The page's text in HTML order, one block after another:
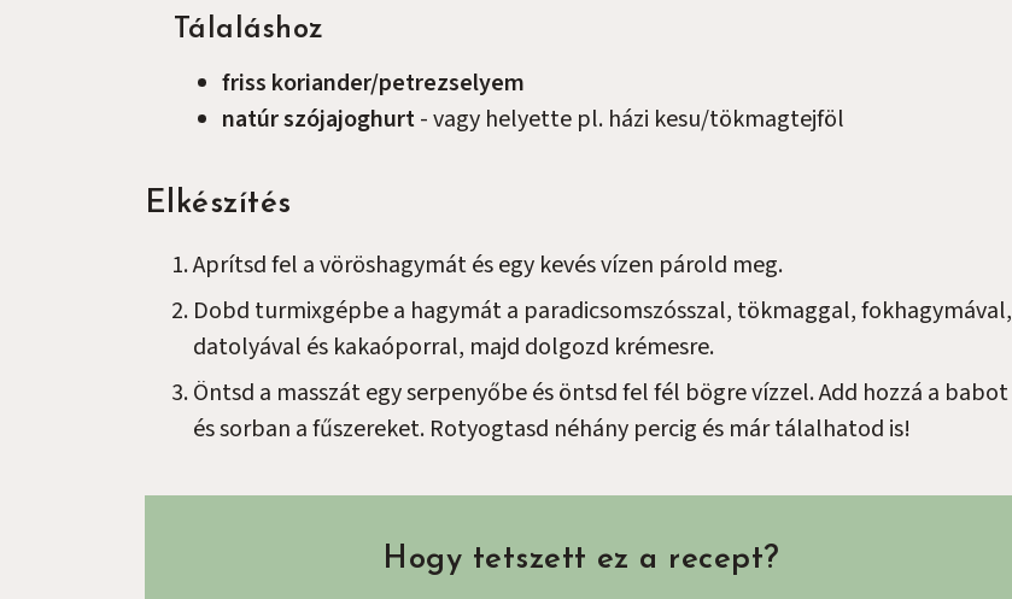
Tálaláshoz
friss koriander/petrezselyem
natúr szójajoghurt-vagy helyette pl. házi kesu/tökmagtejföl
Elkészítés
Aprítsd fel a vöröshagymát és egy kevés vízen párold meg.
Dobd turmixgépbe a hagymát a paradicsomszósszal, tökmaggal, fokhagymával,
datolyával és kakaóporral, majd dolgozd krémesre.
Öntsd a masszát egy serpenyőbe és öntsd fel fél bögre vízzel. Add hozzá a babot
és sorban a fűszereket. Rotyogtasd néhány percig és már tálalhatod is!
Hogy tetszett ez a recept?